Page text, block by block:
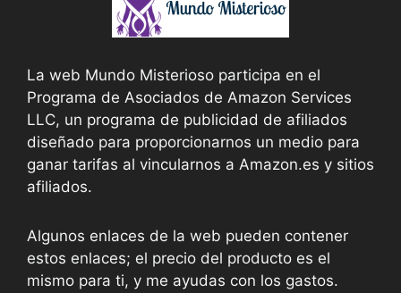
La web Mundo Misterioso participa en el
Programa de Asociados de Amazon Services
LLC, un programa de publicidad de afiliados
diseñado para proporcionarnos un medio para
ganar tarifas al vincularnos a Amazon.es y sitios
afiliados.
Algunos enlaces de la web pueden contener
estos enlaces; el precio del producto es el
mismo para ti, y me ayudas con los gastos.